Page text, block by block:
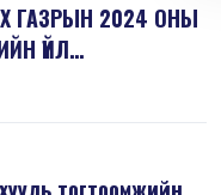
ГАЗРЫН 2024 ОНЫ
ҮЙЛ
тогтоомжийн